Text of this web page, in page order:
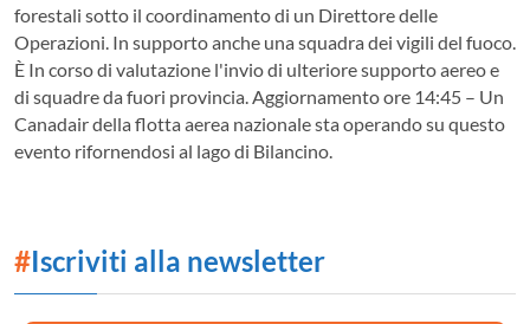
forestali sotto il coordinamento di un Direttore delle
Operazioni. In supporto anche una squadra dei vigili del fuoco.
È In corso di valutazione l'invio di ulteriore supporto aereo e
di squadre da fuori provincia. Aggiornamento ore 14:45 – Un
Canadair della flotta aerea nazionale sta operando su questo
evento rifornendosi al lago di Bilancino.
#Iscriviti alla newsletter